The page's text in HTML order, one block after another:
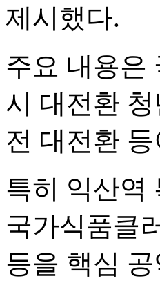
제시했다.
주요 내용은
시 대전환
전 대전환 등
특히 익산역
국가식품클
등을 핵심